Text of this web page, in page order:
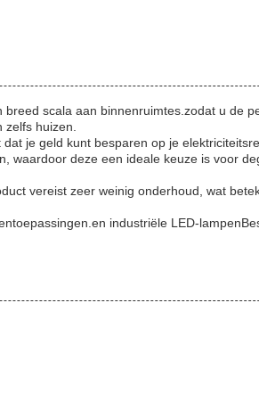
scala aan binnenruimtes.zodat u de
huizen.
je geld kunt besparen op je
waardoor deze een ideale keuze is voor
vereist zeer weinig onderhoud, wat
industriële LED-